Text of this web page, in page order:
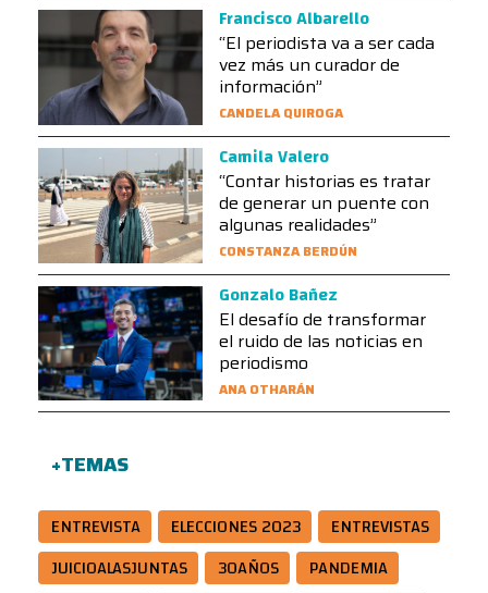
Francisco Albarello
“El periodista va a ser cada
vez más un curador de
información”
CANDELA QUIROGA
Camila Valero
“Contar historias es tratar
de generar un puente con
algunas realidades”
CONSTANZA BERDÚN
Gonzalo Bañez
El desafío de transformar
el ruido de las noticias en
periodismo
ANA OTHARÁN
+TEMAS
ENTREVISTA ELECCIONES 2023
ENTREVISTAS
JUICIOALASJUNTAS
30AÑOS
PANDEMIA